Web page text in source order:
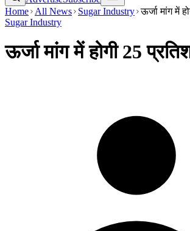
Home
All News Sugar Industry ऊर्जा मांग में
Sugar Industry
ऊर्जा मांग में होगी 25